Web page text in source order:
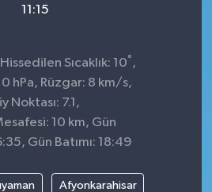
11:15
Sıcaklık: 10° ,
hPa, Rüzgar: 8 km/s,
Noktası: 7.1,
10 km, Gün
Gün Batımı: 18:49
Afyonkarahisar